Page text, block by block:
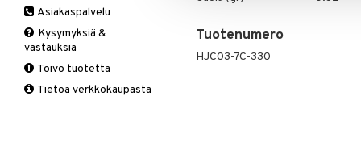
Tuotenumero
HJC03-7C-330
Ruuansulatus
Suolisto
Muut
Valkosipuli
Yskään
B-vitamiinit
C-vitamiinit
Miehet
Multimineraalit
Muut
Q-10
Schizandra
Suorituskyky
Asiakaspalvelu
Kysymyksiä &
vastauksia
Toivo tuotetta
Tietoa verkkokaupasta